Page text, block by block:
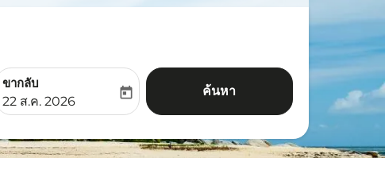
aria-label
ขากลับ
fc-booking-return-date-aria-label
22 ส.ค. 2026
today ค้นหา